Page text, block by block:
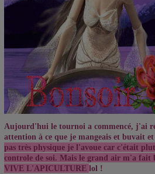
Aujourd'hui le tournoi a commencé, j'ai
attention à ce que je mangeais et buvait
pas très physique je l'avoue car c'était
controle de soi. Mais le grand air m'a fait
VIVE L'APICULTURE lol !